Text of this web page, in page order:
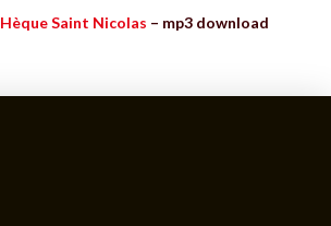
Hèque Saint Nicolas – mp3 download